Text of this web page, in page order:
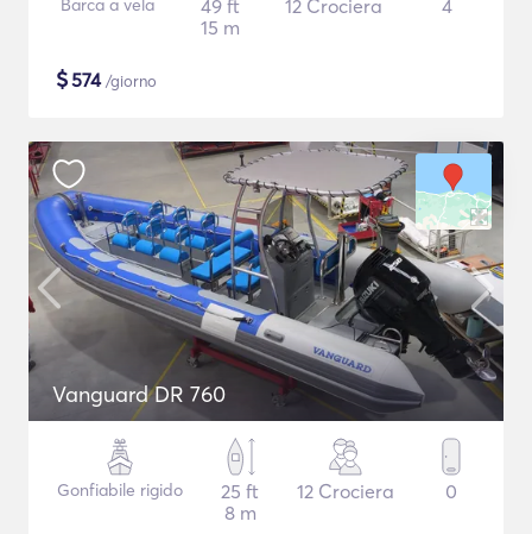
Barca a vela
49 ft
15 m
12 Crociera 4
$574/giorno
Vanguard DR 760
Gonfiabile rigido
25 ft
8 m
12 Crociera 0